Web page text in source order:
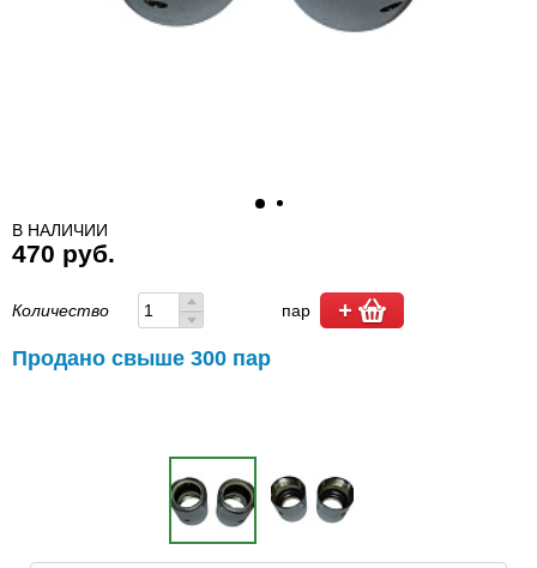
В НАЛИЧИИ
470 руб.
Количество пар
Продано свыше 300 пар